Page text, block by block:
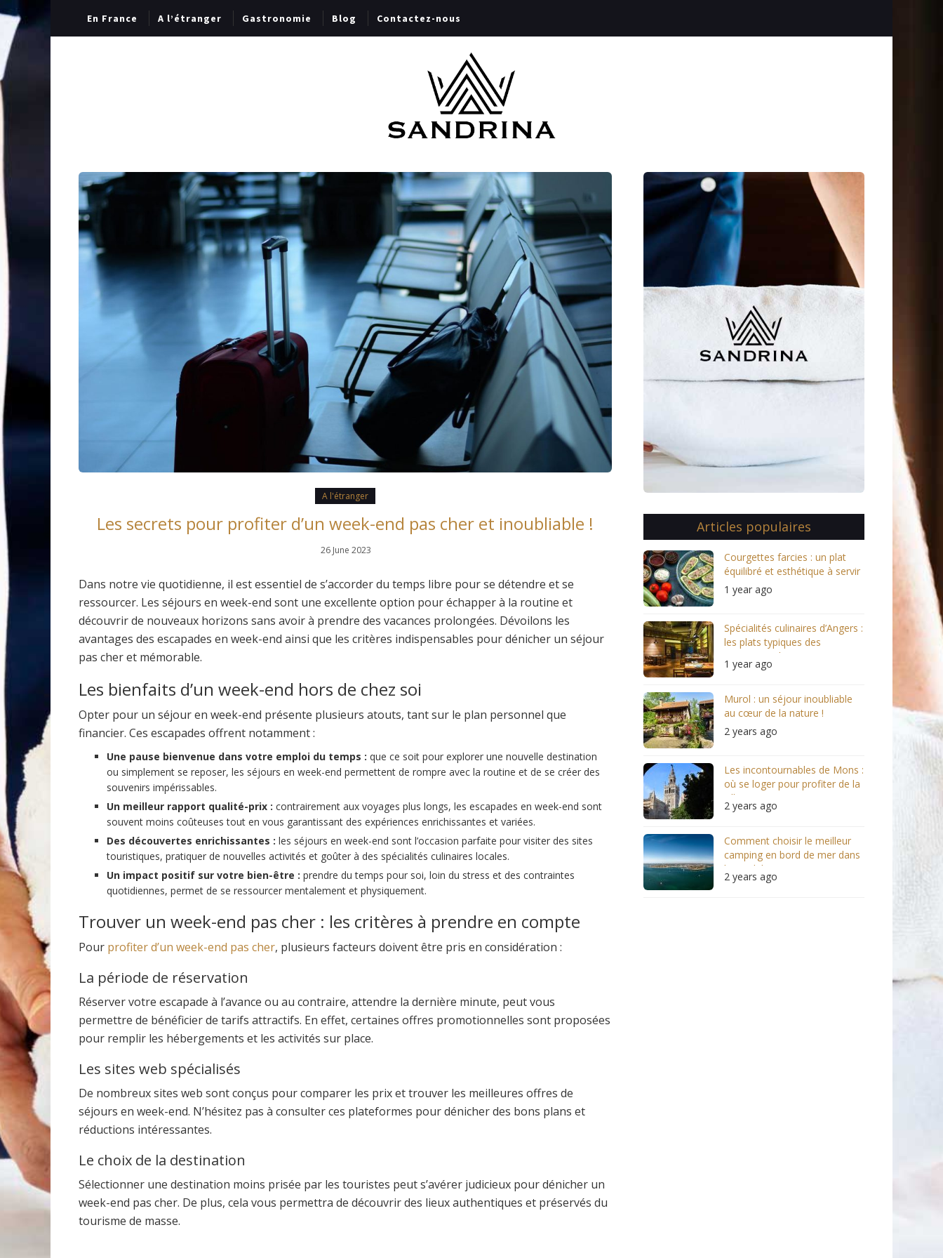
En France A l’étranger Gastronomie Blog Contactez-nous
A l'étranger
Les secrets pour profiter d’un week-end pas cher et inoubliable !
26 June 2023
Dans notre vie quotidienne, il est essentiel de s’accorder du temps libre pour se détendre et se
ressourcer. Les séjours en week-end sont une excellente option pour échapper à la routine et
découvrir de nouveaux horizons sans avoir à prendre des vacances prolongées. Dévoilons les
avantages des escapades en week-end ainsi que les critères indispensables pour dénicher un séjour
pas cher et mémorable.
Les bienfaits d’un week-end hors de chez soi
Opter pour un séjour en week-end présente plusieurs atouts, tant sur le plan personnel que
financier. Ces escapades offrent notamment :
Une pause bienvenue dans votre emploi du temps : que ce soit pour explorer une nouvelle destination
ou simplement se reposer, les séjours en week-end permettent de rompre avec la routine et de se créer des
souvenirs impérissables.
Un meilleur rapport qualité-prix : contrairement aux voyages plus longs, les escapades en week-end sont
souvent moins coûteuses tout en vous garantissant des expériences enrichissantes et variées.
Des découvertes enrichissantes : les séjours en week-end sont l’occasion parfaite pour visiter des sites
touristiques, pratiquer de nouvelles activités et goûter à des spécialités culinaires locales.
Un impact positif sur votre bien-être : prendre du temps pour soi, loin du stress et des contraintes
quotidiennes, permet de se ressourcer mentalement et physiquement.
Trouver un week-end pas cher : les critères à prendre en compte
Pour profiter d’un week-end pas cher, plusieurs facteurs doivent être pris en considération :
La période de réservation
Réserver votre escapade à l’avance ou au contraire, attendre la dernière minute, peut vous
permettre de bénéficier de tarifs attractifs. En effet, certaines offres promotionnelles sont proposées
pour remplir les hébergements et les activités sur place.
Les sites web spécialisés
De nombreux sites web sont conçus pour comparer les prix et trouver les meilleures offres de
séjours en week-end. N’hésitez pas à consulter ces plateformes pour dénicher des bons plans et
réductions intéressantes.
Le choix de la destination
Sélectionner une destination moins prisée par les touristes peut s’avérer judicieux pour dénicher un
week-end pas cher. De plus, cela vous permettra de découvrir des lieux authentiques et préservés du
tourisme de masse.
Articles populaires
Courgettes farcies : un plat
équilibré et esthétique à servir
1 year ago
Spécialités culinaires d’Angers :
les plats typiques des
restaurants locaux
1 year ago
Murol : un séjour inoubliable
au cœur de la nature !
2 years ago
Les incontournables de Mons :
où se loger pour profiter de la
ville ?
2 years ago
Comment choisir le meilleur
camping en bord de mer dans
le Morbihan ?
2 years ago